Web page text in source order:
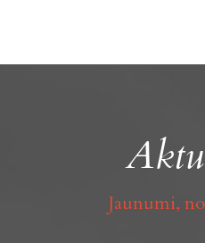
Jaunumi,